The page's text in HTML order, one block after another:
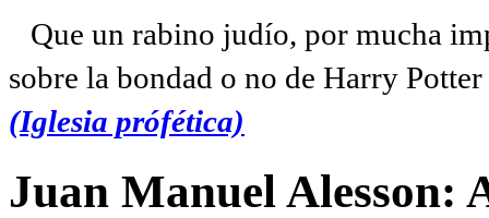
Que un rabino judío, por mucha
sobre la bondad o no de Harry
(Iglesia prófética)
Juan Manuel Alesson: